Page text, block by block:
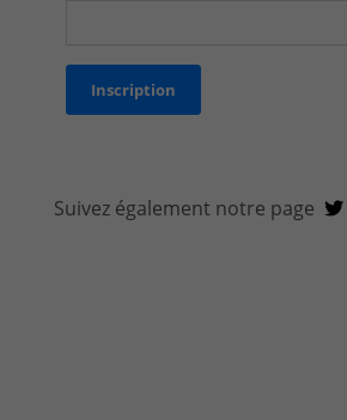
Suivez également notre page